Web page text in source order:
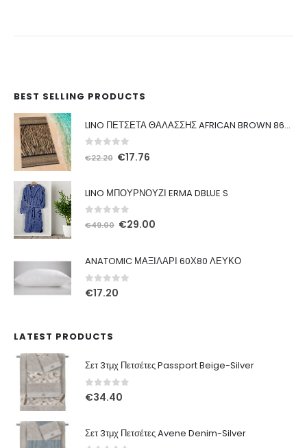
BEST SELLING PRODUCTS
LINO ΠΕΤΣΕΤΑ ΘΑΛΑΣΣΗΣ AFRICAN BROWN 86X160
out of 5
€22.20 Original
€17.76
LINO ΜΠΟΥΡΝΟΥΖΙ ERMA DBLUE S
out of 5
€49.00 Original
€29.00
ANATOMIC ΜΑΞΙΛΑΡΙ 60Χ80 ΛΕΥΚΟ
0out of 5
€17.20
LATEST PRODUCTS
Σετ 3τμχ Πετσέτες Passport Beige-Silver
0out of 5
€34.40
Σετ 3τμχ Πετσέτες Avene Denim-Silver